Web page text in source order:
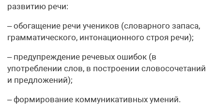
развитию речи:
– обогащение речи учеников (словарного запаса,
грамматического, интонационного строя речи);
– предупреждение речевых ошибок (в
употреблении слов, в построении словосочетаний
и предложений);
– формирование коммуникативных умений.